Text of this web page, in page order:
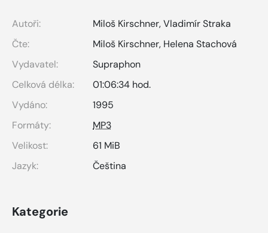
Autoři: Miloš Kirschner,Vladimír Straka
Čte:
Miloš Kirschner, Helena Stachová
Vydavatel:
Supraphon
Celková délka:
01:06:34 hod.
Vydáno:
1995
Formáty:
MP3
Velikost:
61 MiB
Jazyk:
Čeština
Kategorie